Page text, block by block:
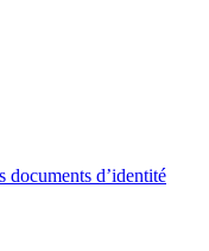
documents d’identité